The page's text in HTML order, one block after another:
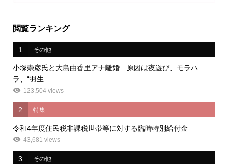
閲覧ランキング
1 その他
小塚崇彦氏と大島由香里アナ離婚 原因は夜遊び、モラハ
ラ、“羽生...
123,504 views
2 特集
令和4年度住民税非課税世帯等に対する臨時特別給付金
43,681 views
3 その他